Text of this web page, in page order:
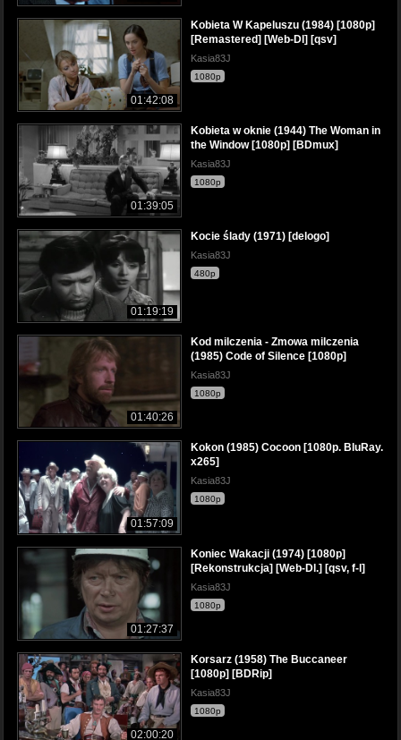
01:42:08
Kobieta W Kapeluszu (1984) [1080p]
[Remastered] [Web-Dl] [qsv]
Kasia83J
1080p
01:39:05
Kobieta w oknie (1944) The Woman in
the Window [1080p] [BDmux]
Kasia83J
1080p
01:19:19
Kocie ślady (1971) [delogo]
Kasia83J
480p
01:40:26
Kod milczenia - Zmowa milczenia
(1985) Code of Silence [1080p]
Kasia83J
1080p
01:57:09
Kokon (1985) Cocoon [1080p. BluRay.
x265]
Kasia83J
1080p
01:27:37
Koniec Wakacji (1974) [1080p]
[Rekonstrukcja] [Web-Dl.] [qsv, f-l]
Kasia83J
1080p
02:00:20
Korsarz (1958) The Buccaneer
[1080p] [BDRip]
Kasia83J
1080p